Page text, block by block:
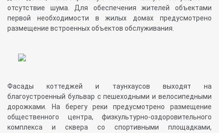
отсутствие шума. Для обеспечения жителей объектами
первой необходимости в жилых домах предусмотрено
размещение встроенных объектов обслуживания.
Фасады коттеджей и таунхаусов выходят на
благоустроенный бульвар с пешеходными и велосипедными
дорожками. На берегу реки предусмотрено размещение
общественного центра, физкультурно-оздоровительного
комплекса и сквера со спортивными площадками,